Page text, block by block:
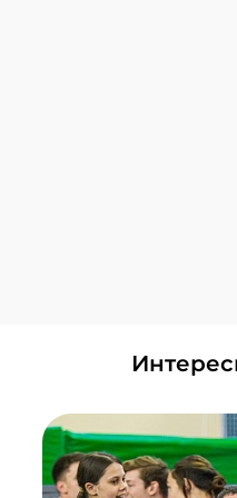
ЗИЛ
+7 (495)
Красногорск
+7 (495)